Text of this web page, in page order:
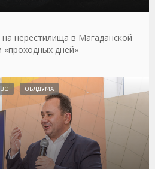
нерестилища в Магаданской
дней»
ОБЛДУМА